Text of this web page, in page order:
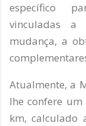
específico
vinculadas a
mudança, a
Atualmente, a
lhe confere
km, calculado